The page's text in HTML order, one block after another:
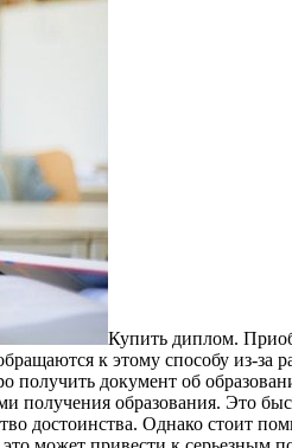
Купить диплoм.
к этому способу из-
получить документ об
получения образования. Это
достоинства. Однако стоит